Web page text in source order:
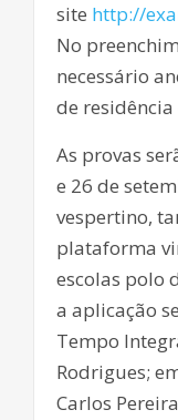
site http://
No
necessário
de
As provas
e 26 de
vespertino,
plataforma
escolas polo
a aplicação
Tempo
Rodrigues;
Carlos